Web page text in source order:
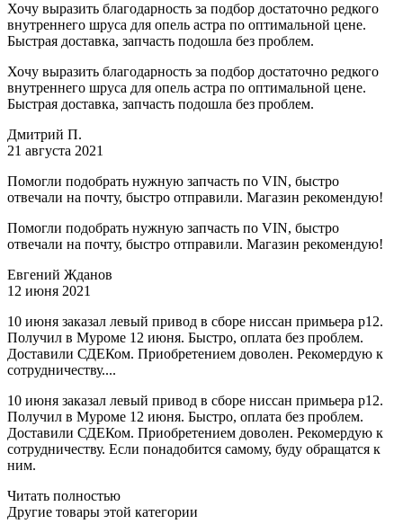
Хочу выразить благодарность за подбор достаточно редкого
внутреннего шруса для опель астра по оптимальной цене.
Быстрая доставка, запчасть подошла без проблем.
Хочу выразить благодарность за подбор достаточно редкого
внутреннего шруса для опель астра по оптимальной цене.
Быстрая доставка, запчасть подошла без проблем.
Дмитрий П.
21 августа 2021
Помогли подобрать нужную запчасть по VIN, быстро
отвечали на почту, быстро отправили. Магазин рекомендую!
Помогли подобрать нужную запчасть по VIN, быстро
отвечали на почту, быстро отправили. Магазин рекомендую!
Евгений Жданов
12 июня 2021
10 июня заказал левый привод в сборе ниссан примьера р12.
Получил в Муроме 12 июня. Быстро, оплата без проблем.
Доставили СДЕКом. Приобретением доволен. Рекомердую к
сотрудничеству....
10 июня заказал левый привод в сборе ниссан примьера р12.
Получил в Муроме 12 июня. Быстро, оплата без проблем.
Доставили СДЕКом. Приобретением доволен. Рекомердую к
сотрудничеству. Если понадобится самому, буду обращатся к
ним.
Читать полностью
Другие товары этой категории